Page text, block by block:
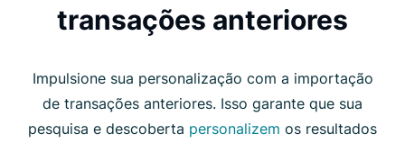
transações anteriores
Impulsione sua personalização com a importação
de transações anteriores. Isso garante que sua
pesquisa e descoberta personalizem os resultados